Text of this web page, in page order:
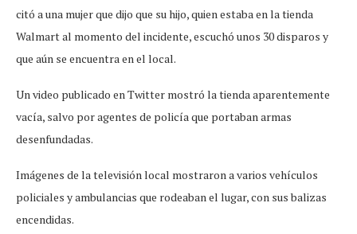
citó a una mujer que dijo que su hijo, quien estaba en la tienda
Walmart al momento del incidente, escuchó unos 30 disparos y
que aún se encuentra en el local.
Un video publicado en Twitter mostró la tienda aparentemente
vacía, salvo por agentes de policía que portaban armas
desenfundadas.
Imágenes de la televisión local mostraron a varios vehículos
policiales y ambulancias que rodeaban el lugar, con sus balizas
encendidas.